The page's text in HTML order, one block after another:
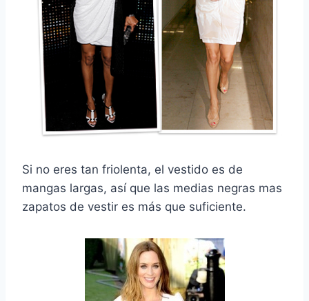
Si no eres tan friolenta, el vestido es de
mangas largas, así que las medias negras mas
zapatos de vestir es más que suficiente.